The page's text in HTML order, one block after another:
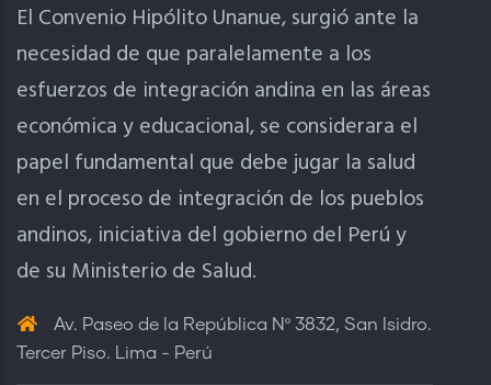
El Convenio Hipólito Unanue, surgió ante la
necesidad de que paralelamente a los
esfuerzos de integración andina en las áreas
económica y educacional, se considerara el
papel fundamental que debe jugar la salud
en el proceso de integración de los pueblos
andinos, iniciativa del gobierno del Perú y
de su Ministerio de Salud.
Av. Paseo de la República Nº 3832, San Isidro.
Tercer Piso. Lima - Perú